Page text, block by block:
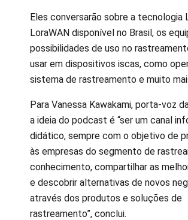
Eles conversarão sobre a tecnologia
LoraWAN disponível no Brasil, os
possibilidades de uso no
usar em dispositivos iscas, como
sistema de rastreamento e muito
Para Vanessa Kawakami, porta-voz
a ideia do podcast é “ser um canal
didático, sempre com o objetivo de
às empresas do segmento de
conhecimento, compartilhar as
e descobrir alternativas de novos
através dos produtos e soluções de
rastreamento”, conclui.